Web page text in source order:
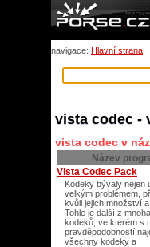
navigace: Hlavní strana
vista codec -
vista codec v
Název
Vista Codec Pack
Kodeky bývaly nejen
velkým problémem,
kvůli jejich množství a
Tohle je další z
kodeků, ve kterém s
pravděpodobností
všechny kodeky a